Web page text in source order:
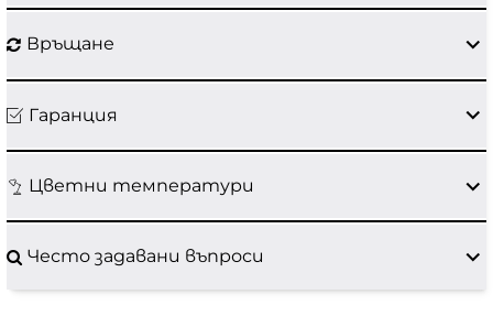
Връщане
Гаранция
Цветни температури
Често задавани въпроси